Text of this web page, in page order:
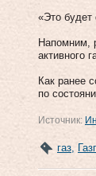
«Это
Напомним,
активного
Как ранее
по
Источник:
газ,